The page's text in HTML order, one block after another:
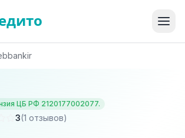
ЦБ РФ 2120177002077.
3(1 отзывов)